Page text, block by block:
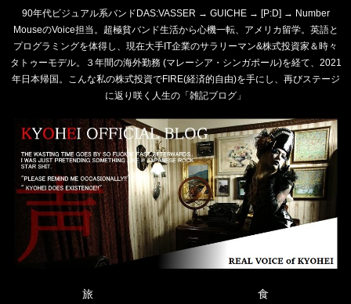
90年代ビジュアル系バンドDAS:VASSER → GUICHE → [P:D] → Number
MouseのVoice担当。超極貧バンド生活から心機一転、アメリカ留学。英語と
プログラミングを体得し、現在大手IT企業のサラリーマン&株式投資家＆時々
タトゥーモデル。３年間の海外勤務 (マレーシア・シンガポール)を経て、2021
年日本帰国。こんな私の株式投資でFIRE(経済的自由)を手にし、再びステージ
に返り咲く人生の「雑記ブログ」
旅 食